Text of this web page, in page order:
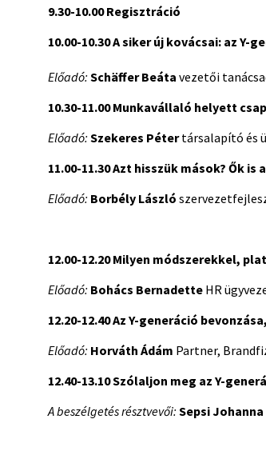
9.30-10.00 Regisztráció
10.00-10.30A siker új kovácsai: az
Előadó: Schäffer Beáta vezetői
10.30-11.00Munkavállaló helyett
Előadó: Szekeres Pétertársalapító és
11.00-11.30Azt hisszük mások? Ők
Előadó: Borbély László
12.00-12.20Milyen módszerekkel,
Előadó: Bohács Bernadette HR
12.20-12.40Az Y-generáció
Előadó: Horváth Ádám Partner,
12.40-13.10Szólaljon meg az Y-
A beszélgetés résztvevői: Sepsi Johanna